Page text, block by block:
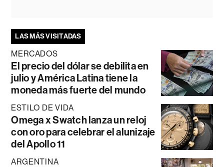
LAS MÁS VISITADAS
MERCADOS
El precio del dólar se debilita en
julio y América Latina tiene la
moneda más fuerte del mundo
ESTILO DE VIDA
Omega x Swatch lanza un reloj
con oro para celebrar el alunizaje
del Apollo 11
ARGENTINA